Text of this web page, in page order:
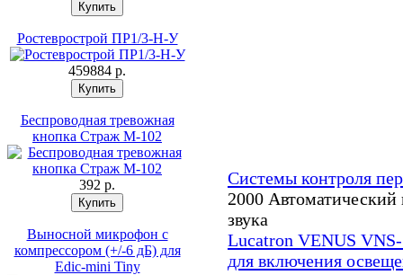
Ростеврострой ПР1/3-Н-У
459884 p.
Беспроводная тревожная
кнопка Страж М-102
392 p.
Выносной микрофон с
компрессором (+/-6 дБ) для
Edic-mini Tiny
Системы контроля
2000
звука
Lucatron VENUS
для включения